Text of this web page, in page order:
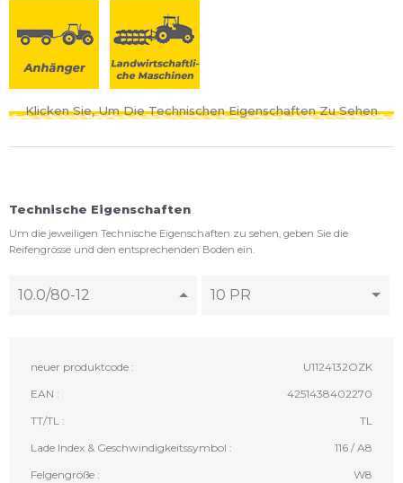
Klicken Sie, Um Die Technischen Eigenschaften Zu Sehen
Technische Eigenschaften
Um die jeweiligen Technische Eigenschaften zu sehen, geben Sie die
Reifengrösse und den entsprechenden Boden ein.
10.0/80-12 10 PR
neuer produktcode :
U1124132OZK
EAN :
4251438402270
TT/TL :
TL
Lade Index & Geschwindigkeitssymbol :
116 / A8
Felgengröße :
W8